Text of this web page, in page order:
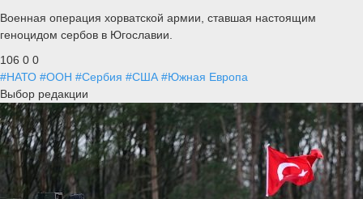
Военная операция хорватской армии, ставшая настоящим
геноцидом сербов в Югославии.
106 0 0
#НАТО #ООН #Сербия #США #Южная Европа
Выбор редакции